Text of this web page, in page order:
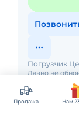
Давно не
Погрузчик
Продажа Нам